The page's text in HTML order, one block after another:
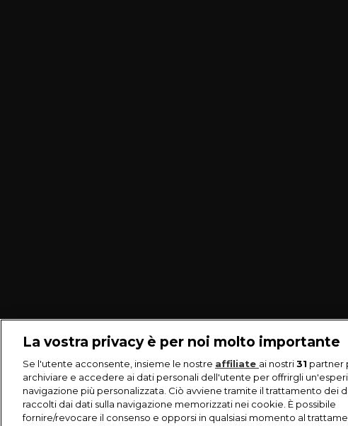
La vostra privacy è per noi molto importante
Se l'utente acconsente, insieme le nostre affiliate ai nostri31 partner
archiviare e accedere ai dati personali dell'utente per offrirgli
navigazione più personalizzata. Ciò avviene tramite il trattamento dei
raccolti dai dati sulla navigazione memorizzati nei cookie. È possibile
fornire/revocare il consenso e opporsi in qualsiasi momento al